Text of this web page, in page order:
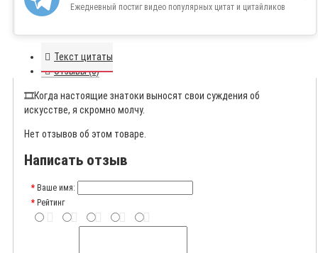
Ежедневный постиг видео популярных цитат и цитайликов
Текст цитаты
Отзывы (0)
🎞️Когда настоящие знатоки выносят свои суждения об
искусстве, я скромно молчу.
Нет отзывов об этом товаре.
Написать отзыв
Ваше имя:
Рейтинг